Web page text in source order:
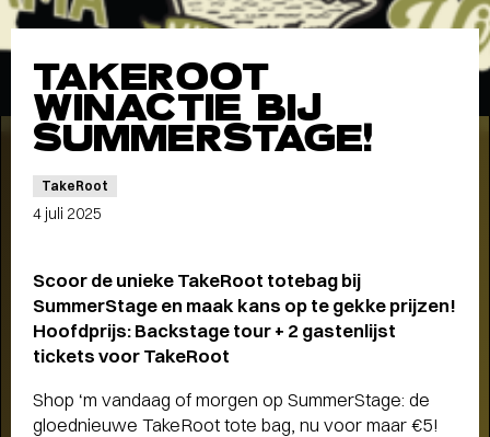
MEET THE BAND:
MUMFORD & SONS
SPOT GRONINGEN:
NIEUWS,INTERVIEWS,
COLUMNS
LANGE VERHALEN
TAKEROOT
WINACTIE BIJ
SUMMERSTAGE!
TakeRoot
4 juli 2025
Scoor de unieke TakeRoot totebag bij
SummerStage en maak kans op te gekke prijzen!
Hoofdprijs: Backstage tour + 2 gastenlijst
tickets voor TakeRoot
Shop ‘m vandaag of morgen op SummerStage: de
gloednieuwe TakeRoot tote bag, nu voor maar €5!